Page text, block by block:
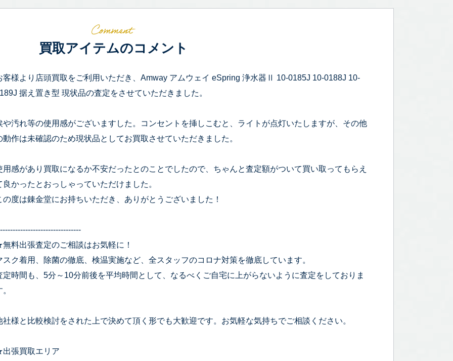
買取アイテムのコメント
客様より店頭買取をご利用いただき、Amway アムウェイ eSpring 浄水器Ⅱ 10-0185J 10-0188J 10-
据え置き型 現状品の査定をさせていただきました。
や汚れ等の使用感がございますした。コンセントを挿しこむと、ライトが点灯いたしますが、その他
動作は未確認のため現状品としてお買取させていただきました。
用感があり買取になるか不安だったとのことでしたので、ちゃんと査定額がついて買い取ってもらえ
良かったとおっしゃっていただけました。
の度は錬金堂にお持ちいただき、ありがとうございました！
料出張査定のご相談はお気軽に！
スク着用、除菌の徹底、検温実施など、全スタッフのコロナ対策を徹底しています。
定時間も、5分～10分前後を平均時間として、なるべくご自宅に上がらないように査定をしておりま
社様と比較検討をされた上で決めて頂く形でも大歓迎です。お気軽な気持ちでご相談ください。
張買取エリア